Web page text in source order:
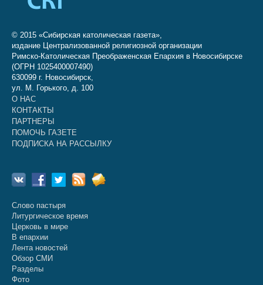
© 2015 «Сибирская католическая газета»,
издание Централизованной религиозной организации
Римско-Католическая Преображенская Епархия в Новосибирске
(ОГРН 1025400007490)
630099 г. Новосибирск,
ул. М. Горького, д. 100
О НАС
КОНТАКТЫ
ПАРТНЕРЫ
ПОМОЧЬ ГАЗЕТЕ
ПОДПИСКА НА РАССЫЛКУ
Слово пастыря
Литургическое время
Церковь в мире
В епархии
Лента новостей
Обзор СМИ
Разделы
Фото